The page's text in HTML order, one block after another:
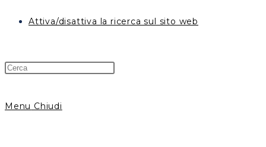
Attiva/disattiva la ricerca sul sito web
Menu Chiudi